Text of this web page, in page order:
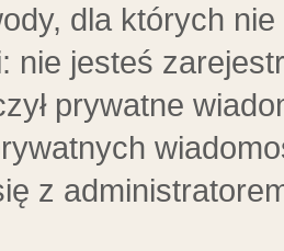
dla których
nie jesteś
prywatne
z